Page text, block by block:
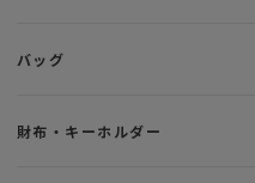
バッグ
財布・キーホルダー